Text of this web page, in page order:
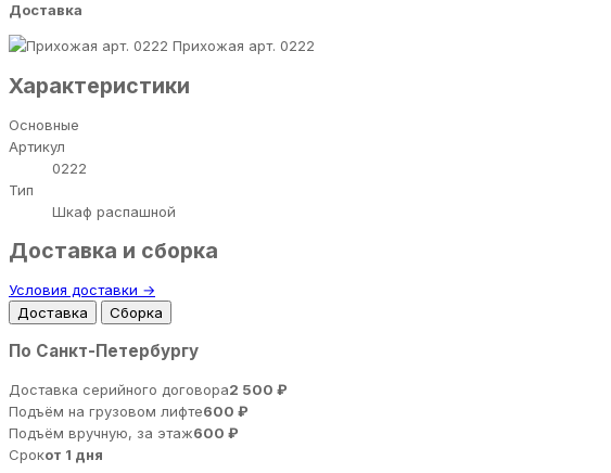
Доставка
Прихожая арт. 0222
Характеристики
Основные
Артикул
0222
Тип
Шкаф распашной
Доставка и сборка
Условия доставки →
Доставка
Сборка
По Санкт-Петербургу
Доставка серийного договора2 500 ₽
Подъём на грузовом лифте600 ₽
Подъём вручную, за этаж600 ₽
Срокот 1 дня